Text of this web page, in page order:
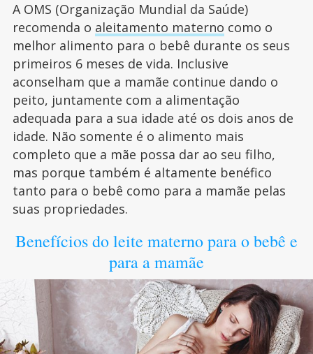
A OMS (Organização Mundial da Saúde)
recomenda o aleitamento materno como o
melhor alimento para o bebê durante os seus
primeiros 6 meses de vida. Inclusive
aconselham que a mamãe continue dando o
peito, juntamente com a alimentação
adequada para a sua idade até os dois anos de
idade. Não somente é o alimento mais
completo que a mãe possa dar ao seu filho,
mas porque também é altamente benéfico
tanto para o bebê como para a mamãe pelas
suas propriedades.
Benefícios do leite materno para o bebê e
para a mamãe